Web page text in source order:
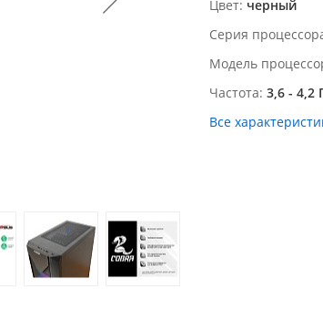
Цвет черный
Серия
Модель
Частота 3,6 - 4,2
Все